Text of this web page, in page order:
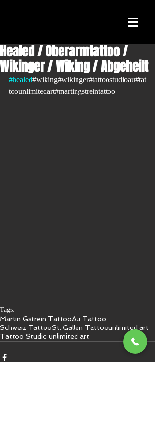
Healed / Oberarmtattoo /
Wikinger / Wiking / Abgeheilt
#healed#wiking#wikinger#tattoostudioau#tat
toounlimitedart#martingstreintattoo
Tags:
Martin Gstrein TattooAu Tattoo
Schweiz TattooSt. Gallen Tattoounlimited art
Tattoo Studio unlimited art